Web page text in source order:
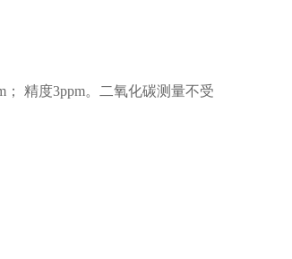
精度3ppm。二氧化碳测量不受